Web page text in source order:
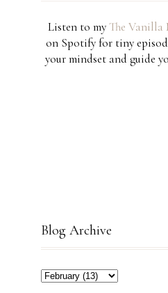
Listen to myThe Vanilla
on Spotify for tiny
your mindset and guide
Blog Archive